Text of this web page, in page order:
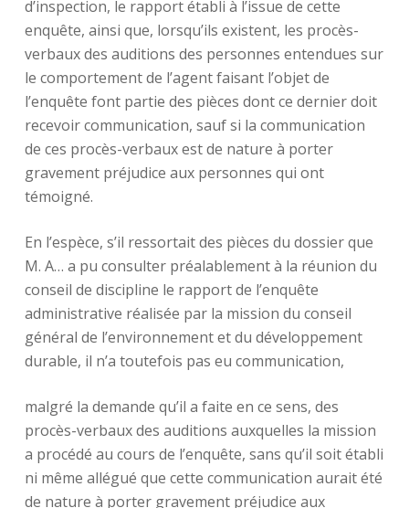
d’inspection, le rapport établi à l’issue de cette
enquête, ainsi que, lorsqu’ils existent, les procès-
verbaux des auditions des personnes entendues sur
le comportement de l’agent faisant l’objet de
l’enquête font partie des pièces dont ce dernier doit
recevoir communication, sauf si la communication
de ces procès-verbaux est de nature à porter
gravement préjudice aux personnes qui ont
témoigné.
En l’espèce, s’il ressortait des pièces du dossier que
M. A… a pu consulter préalablement à la réunion du
conseil de discipline le rapport de l’enquête
administrative réalisée par la mission du conseil
général de l’environnement et du développement
durable, il n’a toutefois pas eu communication,
malgré la demande qu’il a faite en ce sens, des
procès-verbaux des auditions auxquelles la mission
a procédé au cours de l’enquête, sans qu’il soit établi
ni même allégué que cette communication aurait été
de nature à porter gravement préjudice aux